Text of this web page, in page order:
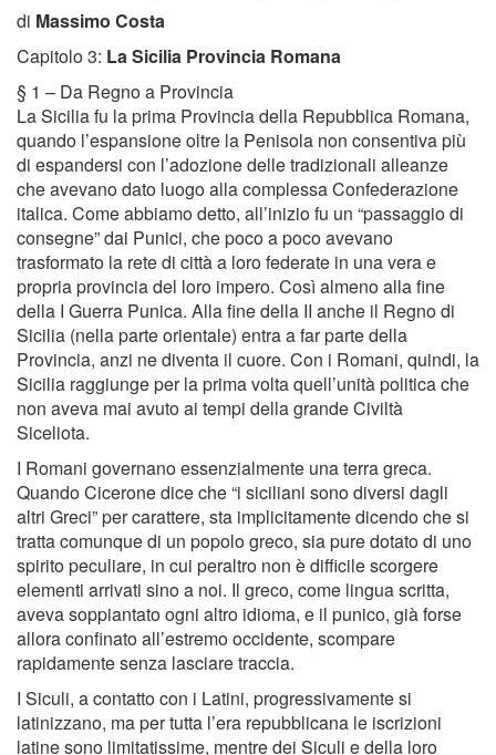
di Massimo Costa
Capitolo 3: La Sicilia Provincia Romana
§ 1 – Da Regno a Provincia
La Sicilia fu la prima Provincia della Repubblica Romana,
quando l’espansione oltre la Penisola non consentiva più
di espandersi con l’adozione delle tradizionali alleanze
che avevano dato luogo alla complessa Confederazione
italica. Come abbiamo detto, all’inizio fu un “passaggio di
consegne” dai Punici, che poco a poco avevano
trasformato la rete di città a loro federate in una vera e
propria provincia del loro impero. Così almeno alla fine
della I Guerra Punica. Alla fine della II anche il Regno di
Sicilia (nella parte orientale) entra a far parte della
Provincia, anzi ne diventa il cuore. Con i Romani, quindi, la
Sicilia raggiunge per la prima volta quell’unità politica che
non aveva mai avuto ai tempi della grande Civiltà
Siceliota.
I Romani governano essenzialmente una terra greca.
Quando Cicerone dice che “i siciliani sono diversi dagli
altri Greci” per carattere, sta implicitamente dicendo che si
tratta comunque di un popolo greco, sia pure dotato di uno
spirito peculiare, in cui peraltro non è difficile scorgere
elementi arrivati sino a noi. Il greco, come lingua scritta,
aveva soppiantato ogni altro idioma, e il punico, già forse
allora confinato all’estremo occidente, scompare
rapidamente senza lasciare traccia.
I Siculi, a contatto con i Latini, progressivamente si
latinizzano, ma per tutta l’era repubblicana le iscrizioni
latine sono limitatissime, mentre dei Siculi e della loro